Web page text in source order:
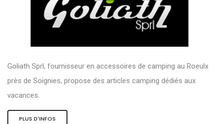
Goliath Sprl, fournisseur en accessoires de camping au Roeulx
près de Soignies, propose des articles camping dédiés aux
vacances.
PLUS D'INFOS